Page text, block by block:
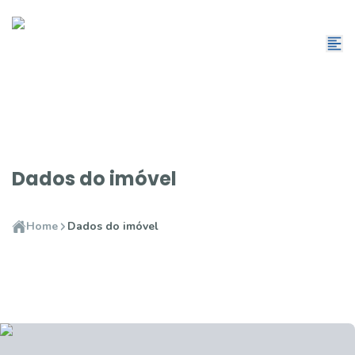
Dados do imóvel
Home Dados do imóvel